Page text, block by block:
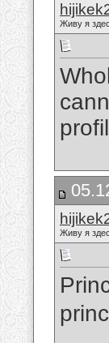
Живу я
Живу я